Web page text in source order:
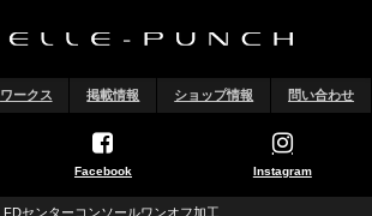
ワークス 掲載情報 ショップ情報 問い合わせ
Facebook Instagram
FDセンターコンソールワンオフ加工